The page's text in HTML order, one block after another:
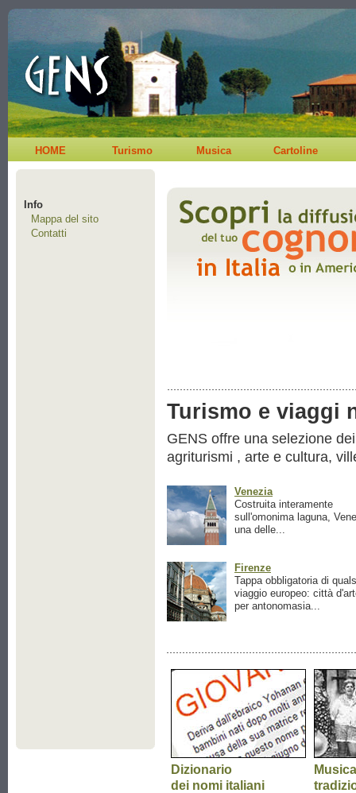
HOME Turismo Musica Cartoline
Info
Mappa del sito
Contatti
Turismo e viaggi
GENS offre una selezione
agriturismi , arte e cultura,
Venezia
Costruita interamente
sull'omonima laguna,
una delle...
Firenze
Tappa obbligatoria di
viaggio europeo: città
per antonomasia...
Dizionario
dei nomi italiani
Musica